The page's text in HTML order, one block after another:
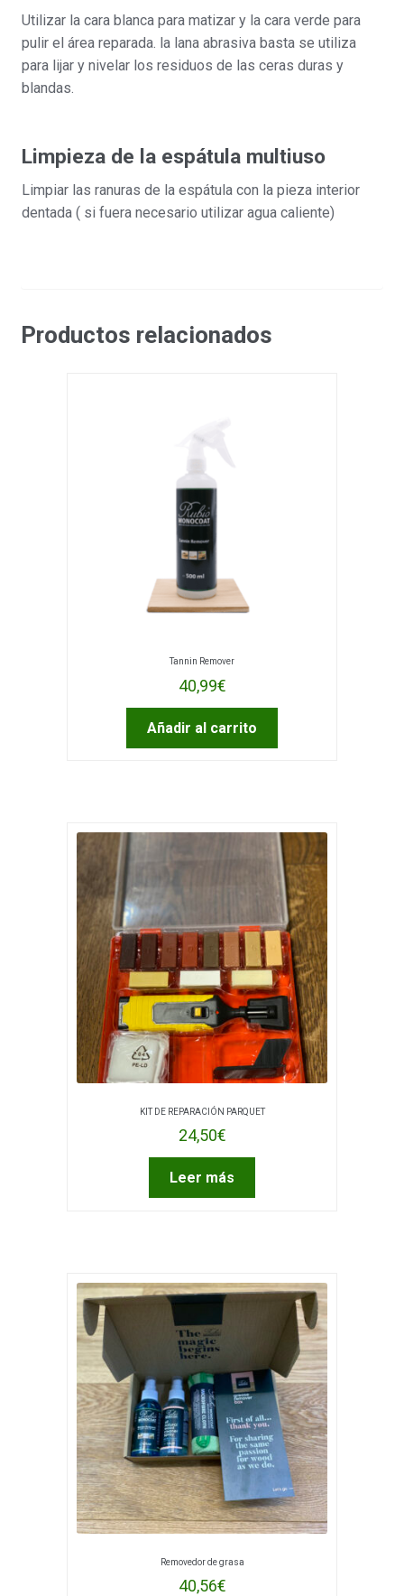
Utilizar la cara blanca para matizar y la cara verde para
pulir el área reparada. la lana abrasiva basta se utiliza
para lijar y nivelar los residuos de las ceras duras y
blandas.
Limpieza de la espátula multiuso
Limpiar las ranuras de la espátula con la pieza interior
dentada ( si fuera necesario utilizar agua caliente)
Productos relacionados
Tannin Remover
40,99€
Añadir al carrito
KIT DE REPARACIÓN PARQUET
24,50€
Leer más
Removedor de grasa
40,56€